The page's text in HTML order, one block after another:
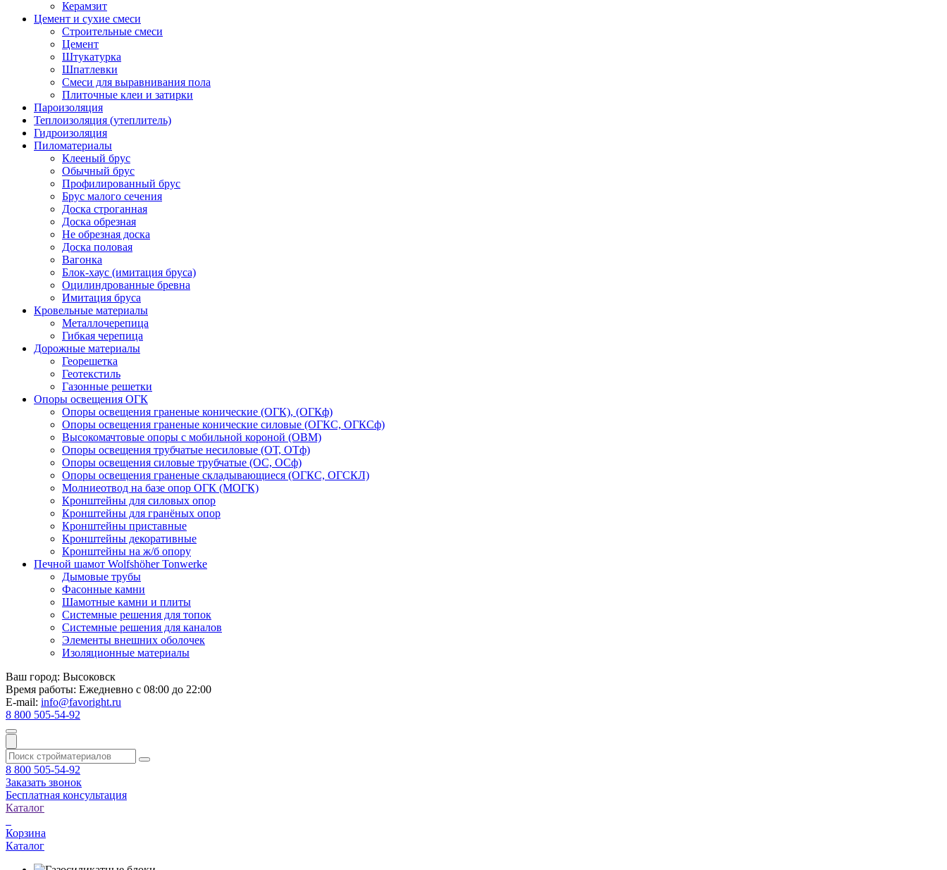
Керамзит
Цемент и сухие смеси
Строительные смеси
Цемент
Штукатурка
Шпатлевки
Смеси для выравнивания пола
Плиточные клеи и затирки
Пароизоляция
Теплоизоляция (утеплитель)
Гидроизоляция
Пиломатериалы
Клееный брус
Обычный брус
Профилированный брус
Брус малого сечения
Доска строганная
Доска обрезная
Не обрезная доска
Доска половая
Вагонка
Блок-хаус (имитация бруса)
Оцилиндрованные бревна
Имитация бруса
Кровельные материалы
Металлочерепица
Гибкая черепица
Дорожные материалы
Георешетка
Геотекстиль
Газонные решетки
Опоры освещения ОГК
Опоры освещения граненые конические (ОГК), (ОГКф)
Опоры освещения граненые конические силовые (ОГКС, ОГКСф)
Высокомачтовые опоры с мобильной короной (ОВМ)
Опоры освещения трубчатые несиловые (ОТ, ОТф)
Опоры освещения силовые трубчатые (ОС, ОСф)
Опоры освещения граненые складывающиеся (ОГКС, ОГСКЛ)
Молниеотвод на базе опор ОГК (МОГК)
Кронштейны для силовых опор
Кронштейны для гранёных опор
Кронштейны приставные
Кронштейны декоративные
Кронштейны на ж/б опору
Печной шамот Wolfshöher Tonwerke
Дымовые трубы
Фасонные камни
Шамотные камни и плиты
Системные решения для топок
Системные решения для каналов
Элементы внешних оболочек
Изоляционные материалы
Ваш город: Высоковск
Время работы: Ежедневно с 08:00 до 22:00
E-mail: info@favoright.ru
8 800 505-54-92
8 800 505-54-92
Заказать звонок
Бесплатная консультация
Каталог
Корзина
Каталог